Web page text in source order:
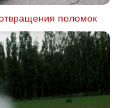
поломок